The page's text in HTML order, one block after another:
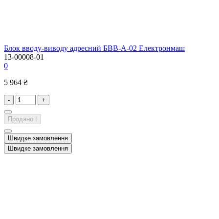
Блок вводу-виводу адресний БВВ-А-02 Електронмаш
13-00008-01
0
5 964 ₴
- +
Продано !
Швидке замовлення
Швидке замовлення